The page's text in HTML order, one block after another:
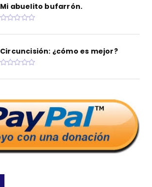
Mi abuelito bufarrón.
Circuncisión: ¿cómo es mejor?